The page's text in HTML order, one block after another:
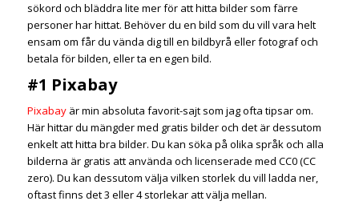
sökord och bläddra lite mer för att hitta bilder som färre
personer har hittat. Behöver du en bild som du vill vara helt
ensam om får du vända dig till en bildbyrå eller fotograf och
betala för bilden, eller ta en egen bild.
#1 Pixabay
Pixabayär min absoluta favorit-sajt som jag ofta tipsar om.
Här hittar du mängder med gratis bilder och det är dessutom
enkelt att hitta bra bilder. Du kan söka på olika språk och alla
bilderna är gratis att använda och licenserade med CC0 (CC
zero). Du kan dessutom välja vilken storlek du vill ladda ner,
oftast finns det 3 eller 4 storlekar att välja mellan.